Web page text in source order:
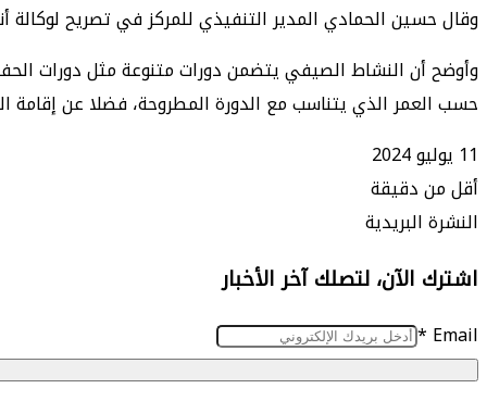
وقال حسين الحمادي المدير التنفيذي للمركز في تصريح لوكالة
وأوضح أن النشاط الصيفي يتضمن دورات متنوعة مثل دورات
حسب العمر الذي يتناسب مع الدورة المطروحة، فضلا عن إقامة
11 يوليو 2024
أقل من دقيقة
فيسبوك
ماسنجر
ماسنجر
واتساب
تيلقرام
مشاركة
البريد
طباعة
النشرة البريدية
اشترك الآن، لتصلك آخر الأخبار
Email
*